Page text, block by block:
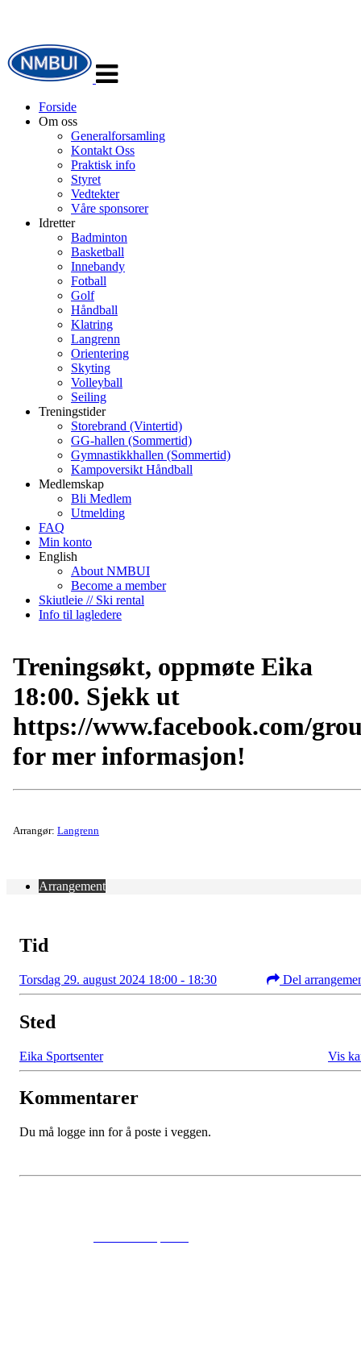
navigasjon
Forside
Om oss
Generalforsamling
Kontakt Oss
Praktisk info
Styret
Vedtekter
Våre sponsorer
Idretter
Badminton
Basketball
Innebandy
Fotball
Golf
Håndball
Klatring
Langrenn
Orientering
Skyting
Volleyball
Seiling
Treningstider
Storebrand (Vintertid)
GG-hallen (Sommertid)
Gymnastikkhallen (Sommertid)
Kampoversikt Håndball
Medlemskap
Bli Medlem
Utmelding
FAQ
Min konto
English
About NMBUI
Become a member
Skiutleie // Ski rental
Info til lagledere
Treningsøkt, oppmøte Eika
18:00. Sjekk ut
https://www.facebook.com/
for mer informasjon!
Arrangør: Langrenn
Arrangement
Tid
Torsdag 29. august 2024 18:00 - 18:30 Del
Sted
Eika Sportsenter Vis
Kommentarer
Du må logge inn for å poste i veggen.